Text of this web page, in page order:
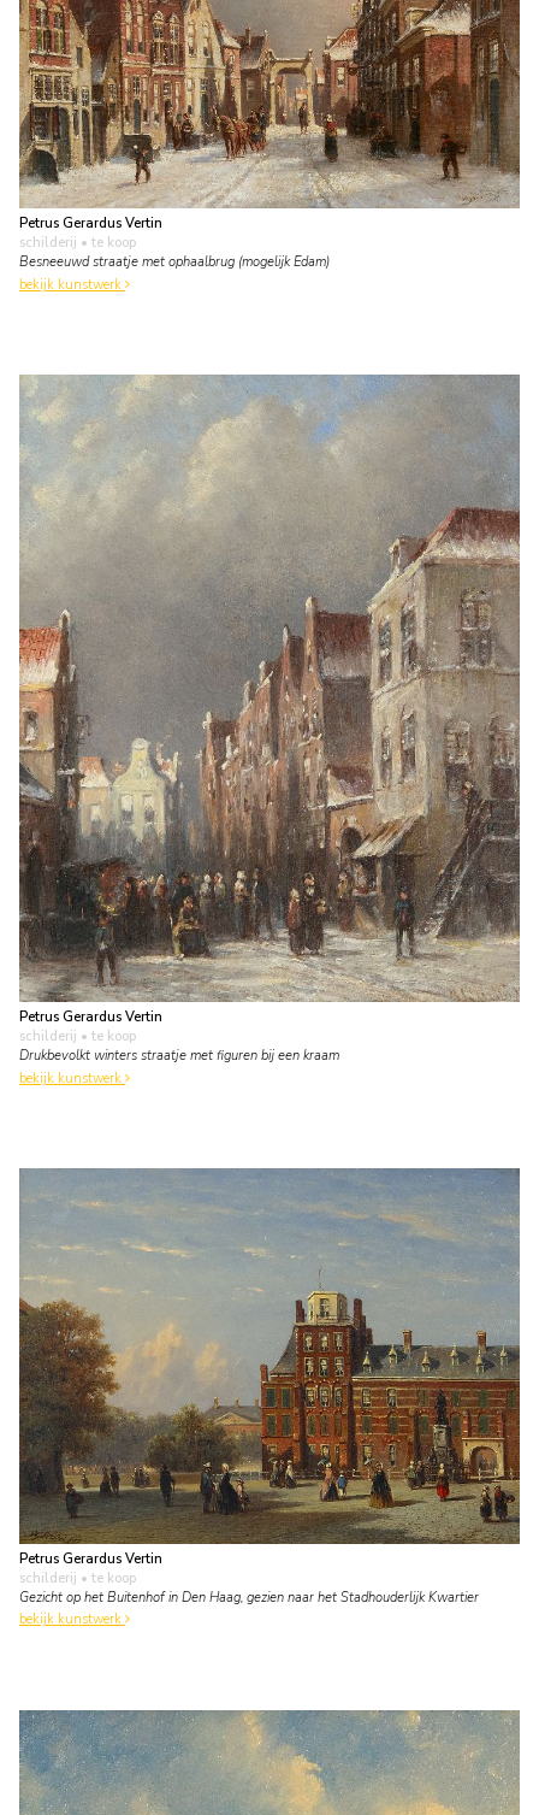
Petrus Gerardus Vertin
schilderij • te koop
Besneeuwd straatje met ophaalbrug (mogelijk Edam)
bekijk kunstwerk
Petrus Gerardus Vertin
schilderij • te koop
Drukbevolkt winters straatje met figuren bij een kraam
bekijk kunstwerk
Petrus Gerardus Vertin
schilderij • te koop
Gezicht op het Buitenhof in Den Haag, gezien naar het Stadhouderlijk Kwartier
bekijk kunstwerk